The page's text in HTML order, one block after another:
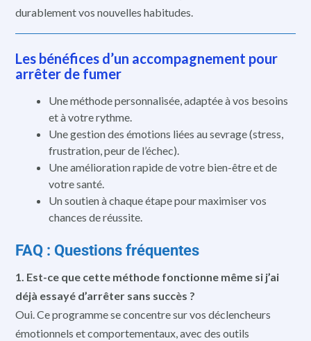
durablement vos nouvelles habitudes.
Les bénéfices d’un accompagnement pour
arrêter de fumer
Une méthode personnalisée, adaptée à vos besoins
et à votre rythme.
Une gestion des émotions liées au sevrage (stress,
frustration, peur de l’échec).
Une amélioration rapide de votre bien-être et de
votre santé.
Un soutien à chaque étape pour maximiser vos
chances de réussite.
FAQ : Questions fréquentes
1. Est-ce que cette méthode fonctionne même si j’ai
déjà essayé d’arrêter sans succès ?
Oui. Ce programme se concentre sur vos déclencheurs
émotionnels et comportementaux, avec des outils